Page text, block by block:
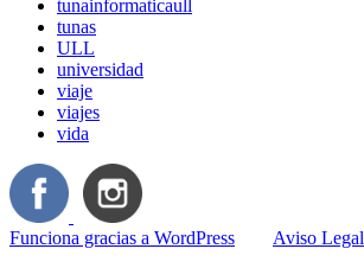
tunainformaticaull
tunas
ULL
universidad
viaje
viajes
vida
Aviso Legal
Funciona gracias a WordPress